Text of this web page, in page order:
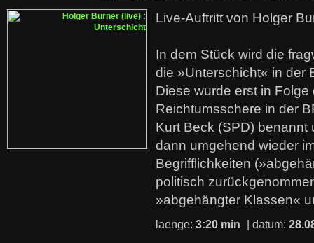
Live-Auftritt von Holger
In dem Stück wird die
die »Unterschicht« in der
Diese wurde erst in
Reichtumsschere in der
Kurt Beck (SPD)
dann umgehend wieder
Begrifflichkeiten
politisch
»abgehängter Klassen«
laenge: 3:20 min | datum: